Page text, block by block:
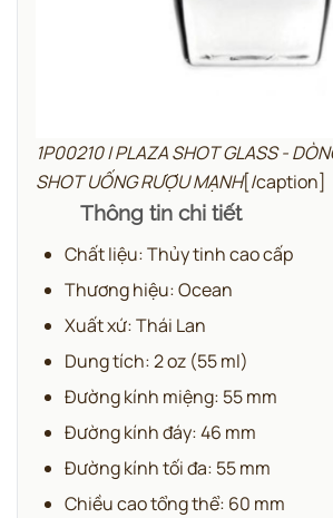
1P00210 | PLAZA SHOT GLASS -
SHOT UỐNG RƯỢU MẠNH[/caption]
Thông tin chi tiết
Chất liệu: Thủy tinh cao cấp
Thương hiệu: Ocean
Xuất xứ: Thái Lan
Dung tích: 2 oz (55 ml)
Đường kính miệng: 55 mm
Đường kính đáy: 46 mm
Đường kính tối đa: 55 mm
Chiều cao tổng thể: 60 mm